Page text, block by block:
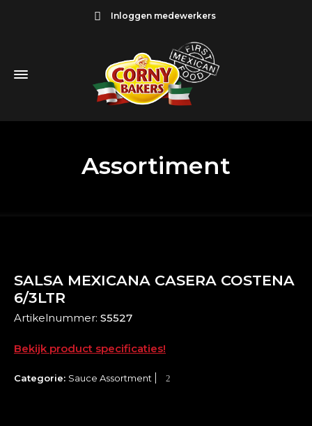
Inloggen medewerkers
Assortiment
SALSA MEXICANA CASERA COSTENA
6/3LTR
Artikelnummer: S5527
Bekijk product specificaties!
Categorie: Sauce Assortment